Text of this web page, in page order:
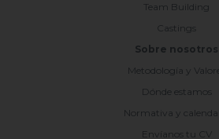
Team Building
Castings
Sobre nosotros
Metodología y
Dónde estamos
Normativa y
Envíanos tu CV